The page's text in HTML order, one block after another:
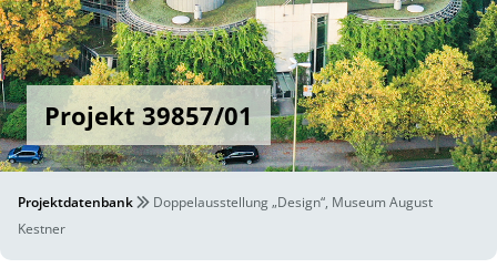
Projekt 39857/01
Projektdatenbank
Doppelausstellung „Design“, Museum August
Kestner